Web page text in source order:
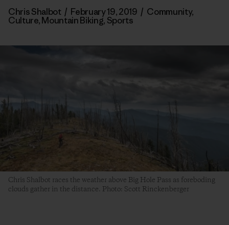
Chris Shalbot / February 19, 2019 / Community,
Culture,Mountain Biking, Sports
Chris Shalbot races the weather above Big Hole Pass as foreboding
clouds gather in the distance. Photo: Scott Rinckenberger